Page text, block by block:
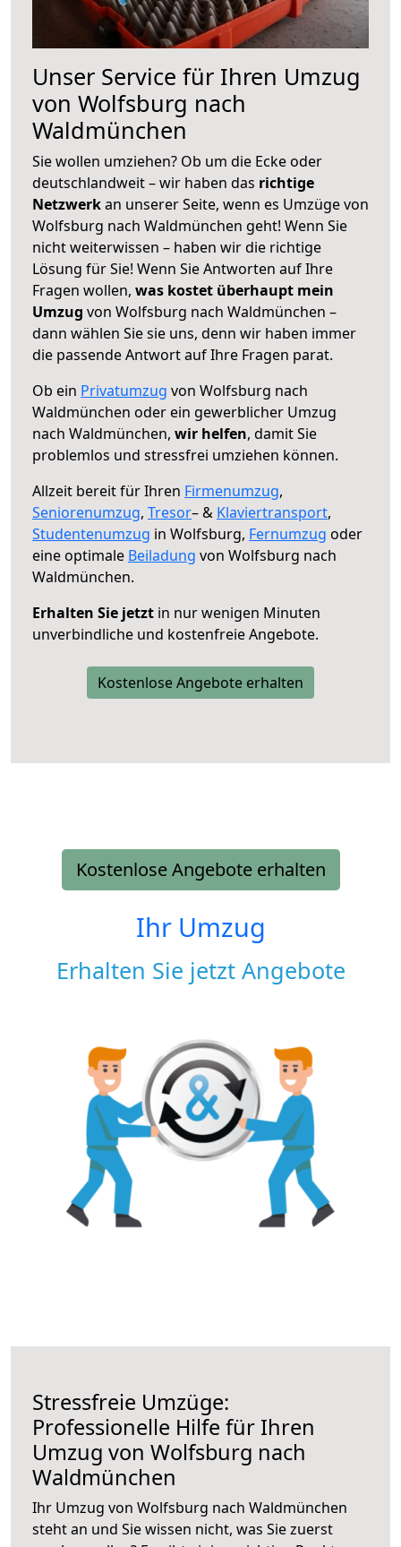
Unser Service für Ihren Umzug
von Wolfsburg nach
Waldmünchen
Sie wollen umziehen? Ob um die Ecke oder
deutschlandweit – wir haben das richtige
Netzwerkan unserer Seite, wenn es Umzüge von
Wolfsburg nach Waldmünchen geht! Wenn Sie
nicht weiterwissen – haben wir die richtige
Lösung für Sie! Wenn Sie Antworten auf Ihre
Fragen wollen, was kostet überhaupt mein
Umzug von Wolfsburg nach Waldmünchen –
dann wählen Sie sie uns, denn wir haben immer
die passende Antwort auf Ihre Fragen parat.
Ob ein Privatumzug von Wolfsburg nach
Waldmünchen oder ein gewerblicher Umzug
nach Waldmünchen, wir helfen, damit Sie
problemlos und stressfrei umziehen können.
Allzeit bereit für Ihren Firmenumzug,
Seniorenumzug, Tresor– & Klaviertransport,
Studentenumzug in Wolfsburg, Fernumzug oder
eine optimale Beiladung von Wolfsburg nach
Waldmünchen.
Erhalten Sie jetzt in nur wenigen Minuten
unverbindliche und kostenfreie Angebote.
Kostenlose Angebote erhalten
Kostenlose Angebote erhalten
Ihr Umzug
Erhalten Sie jetzt Angebote
Stressfreie Umzüge:
Professionelle Hilfe für Ihren
Umzug von Wolfsburg nach
Waldmünchen
Ihr Umzug von Wolfsburg nach Waldmünchen
steht an und Sie wissen nicht, was Sie zuerst